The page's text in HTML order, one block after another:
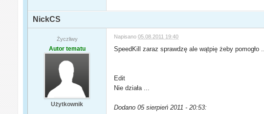
NickCS
Życzliwy
Autor tematu
Użytkownik
Napisano05.08.2011 19:40
SpeedKill zaraz sprawdzę ale wątpię żeby pomogło ...
Edit
Nie działa ...
Dodano 05 sierpień 2011 - 20:53: